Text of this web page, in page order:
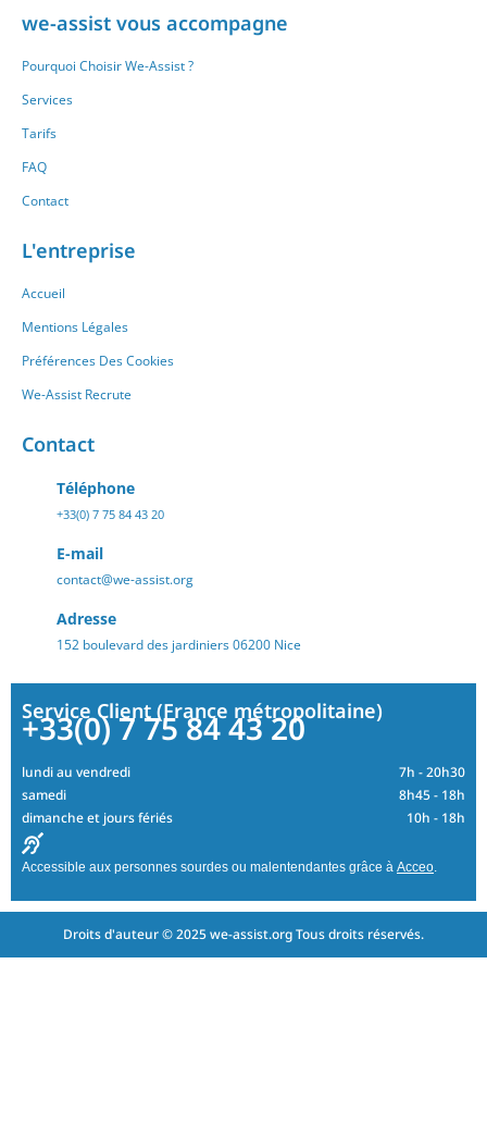
we-assist vous accompagne
Pourquoi Choisir We-Assist ?
Services
Tarifs
FAQ
Contact
L'entreprise
Accueil
Mentions Légales
Préférences Des Cookies
We-Assist Recrute
Contact
Téléphone
+33(0) 7 75 84 43 20
E-mail
contact@we-assist.org
Adresse
152 boulevard des jardiniers 06200 Nice
Service Client (France métropolitaine)
+33(0) 7 75 84 43 20
lundi au vendredi
7h - 20h30
samedi
8h45 - 18h
dimanche et jours fériés
10h - 18h
Accessible aux personnes sourdes ou malentendantes grâce à Acceo.
Droits d'auteur © 2025 we-assist.org Tous droits réservés.